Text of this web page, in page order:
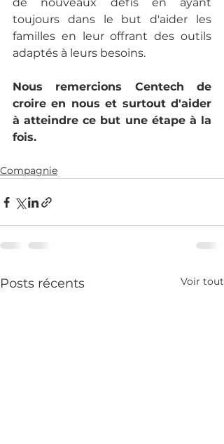
toujours dans le but d'aider les
familles en leur offrant des outils
adaptés à leurs besoins.
Nous remercions Centech de
croire en nous et surtout d'aider
à atteindre ce but une étape à la
fois.
Compagnie
Posts récents Voir tout